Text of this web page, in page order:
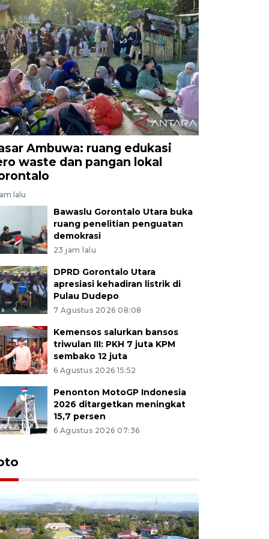
Ambuwa: ruang edukasi
waste dan pangan lokal
lalu
Bawaslu Gorontalo Utara buka
ruang penelitian penguatan
demokrasi
23 jam lalu
DPRD Gorontalo Utara
apresiasi kehadiran listrik di
Pulau Dudepo
7 Agustus 2026 08:08
Kemensos salurkan bansos
triwulan III: PKH 7 juta KPM
sembako 12 juta
6 Agustus 2026 15:52
Penonton MotoGP Indonesia
2026 ditargetkan meningkat
15,7 persen
6 Agustus 2026 07:36